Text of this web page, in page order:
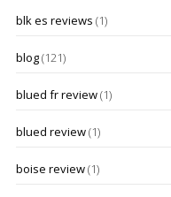
blk es reviews (1)
blog(121)
blued fr review(1)
blued review(1)
boise review(1)